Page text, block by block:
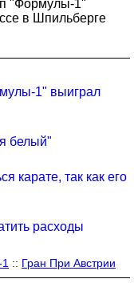
"Формулы-1"
в Шпильберге
1" выиграл
белый"
карате, так как его
расходы
:: Гран При Австрии